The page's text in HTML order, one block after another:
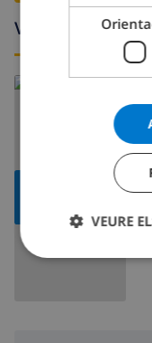
Voltants
VEURE